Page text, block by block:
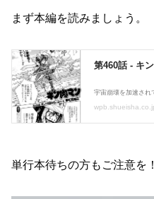
まず本編を読みましょう。
単行本待ちの方もご注意を！